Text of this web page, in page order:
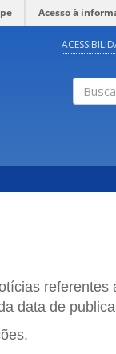
Acesso à
referentes
data de